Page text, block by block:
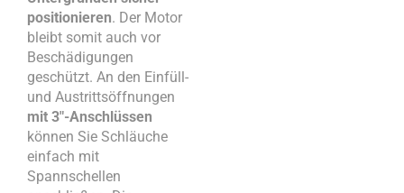
positionieren. Der Motor
bleibt somit auch vor
Beschädigungen
geschützt. An den Einfüll-
und Austrittsöffnungen
mit 3″-Anschlüssen
können Sie Schläuche
einfach mit
Spannschellen